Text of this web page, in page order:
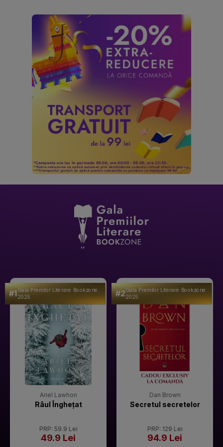
#1Gala Premilor Literare Bookzone
2025
Ariel Lawhon
Râul Înghețat
PRP: 59.9 Lei
49.9 Lei
#2Gala Premilor Literare Bookzone
2025
Dan Brown
Secretul secretelor
PRP: 129 Lei
94.9 Lei